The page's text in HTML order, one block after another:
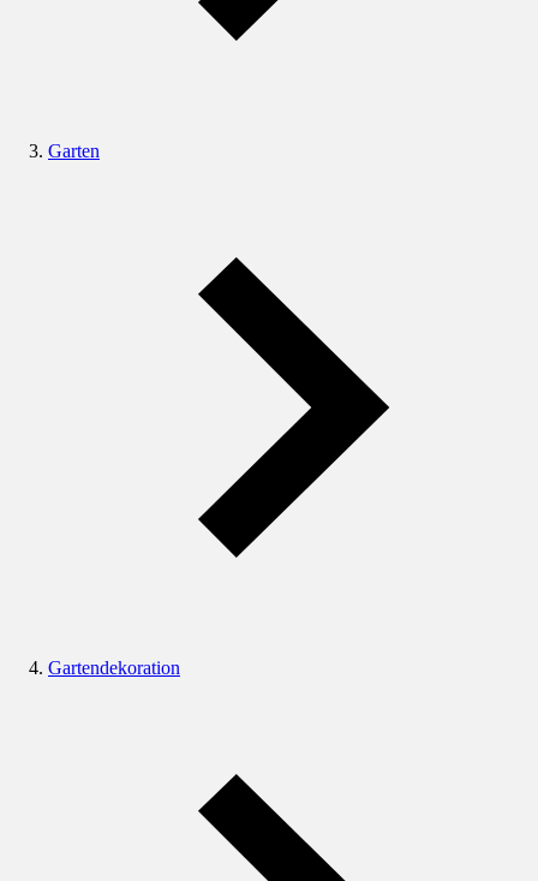
Garten
Gartendekoration